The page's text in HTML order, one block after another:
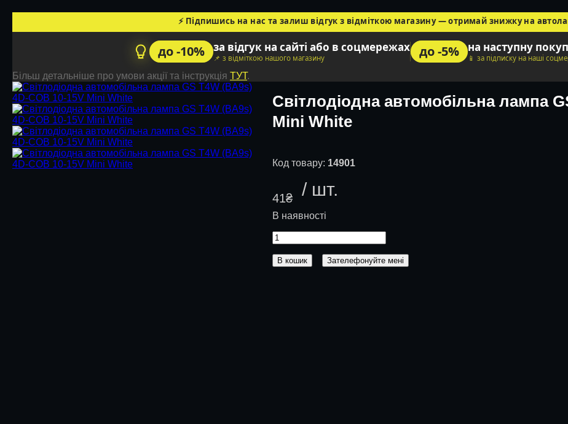
⚡ Підпишись на нас та залиш відгук з відміткою магазину — отримай знижку на
до -10% за відгук на сайті або в соцмережах
📌 з відміткою нашого магазину до -5% на наступну
📱 за підписку на наші
Більш детальніше про умови акції та інструкція ТУТ.
Світлодіодна автомобільна лампа
Mini White
14901
41₴
В кошик Зателефонуйте мені